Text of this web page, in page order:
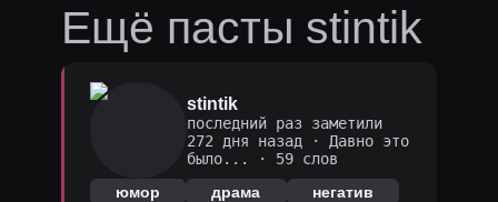
Ещё пасты stintik
stintik
последний раз заметили
272 дня назад ·
Давно это
было...
· 59 слов
юмор
драма негатив